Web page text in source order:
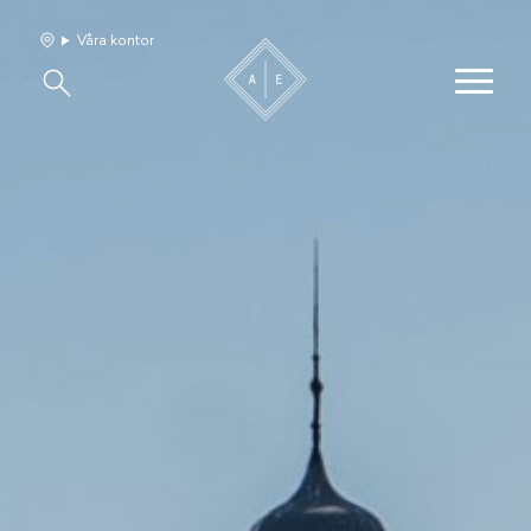
Sälj med oss
Franchise
Om oss
Vårt team
Jobba med oss
Våra kontor